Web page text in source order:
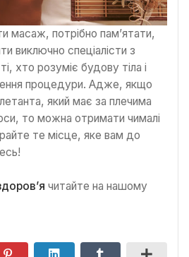
масаж, потрібно пам’ятати,
виключно спеціалісти з
хто розуміє будову тіла і
процедури. Адже, якщо
який має за плечима
то можна отримати чималі
те місце, яке вам до
читайте на нашому